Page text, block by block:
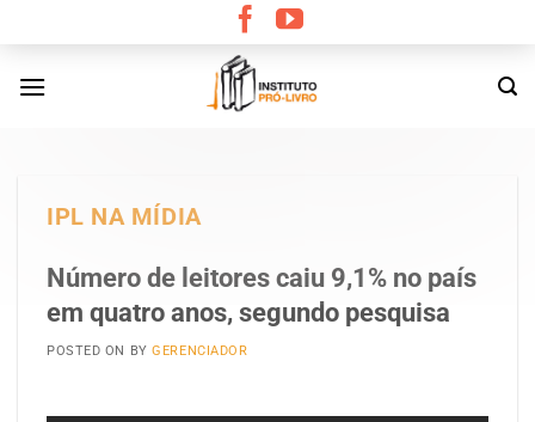
content
IPL NA MÍDIA
Número de leitores caiu 9,1% no país
em quatro anos, segundo pesquisa
POSTED ON BYGERENCIADOR